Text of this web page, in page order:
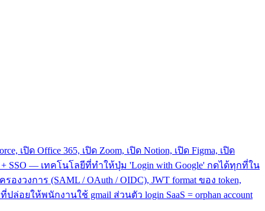
เปิด Office 365, เปิด Zoom, เปิด Notion, เปิด Figma, เปิด
SSO — เทคโนโลยีที่ทำให้ปุ่ม 'Login with Google' กดได้ทุกที่ใน
งวงการ (SAML / OAuth / OIDC), JWT format ของ token,
ปล่อยให้พนักงานใช้ gmail ส่วนตัว login SaaS = orphan account